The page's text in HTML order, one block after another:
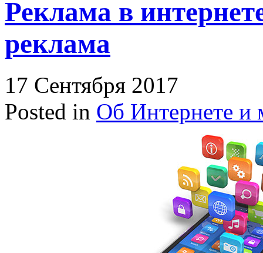
Реклама в
реклама
17 Сентября 2017
Posted in Об Интернете и